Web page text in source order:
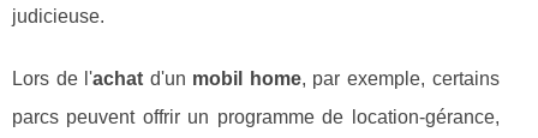
judicieuse.
Lors de l'achat d'un mobil home, par exemple, certains
parcs peuvent offrir un programme de location-gérance,